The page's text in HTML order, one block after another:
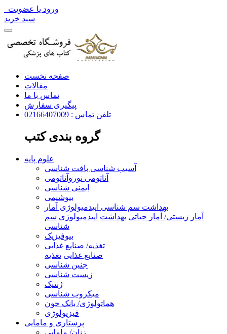
ورود یا عضویت
سبد خرید
صفحه نخست
مقالات
تماس با ما
پیگیری سفارش
تلفن تماس : 02166407009
گروه بندی کتب
علوم پایه
آسیب شناسی بافت شناسی
آناتومی نوروآناتومی
ایمنی شناسی
بیوشیمی
بهداشت سم شناسی اپیدمیولوژی آمار
آمار زیستی/ آمار حیاتی بهداشت اپیدمیولوژی سم
شناسی
بیوفیزیک
تغذیه/ صنایع غذایی
صنایع غذایی تغذیه
جنین شناسی
زیست شناسی
ژنتیک
میکروب شناسی
هماتولوژی/ بانک خون
فیزیولوژی
پرستاری و مامایی
زنان/ مامایی